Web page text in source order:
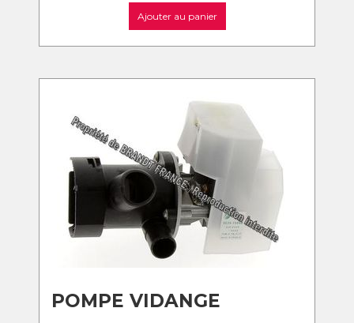
Ajouter au panier
POMPE VIDANGE